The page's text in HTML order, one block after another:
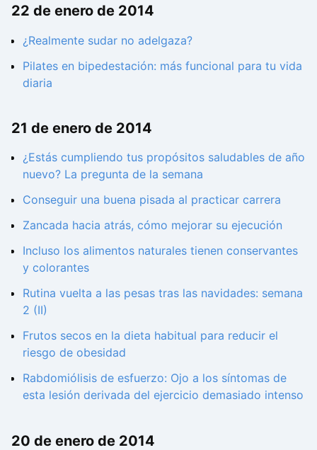
22 de enero de 2014
¿Realmente sudar no adelgaza?
Pilates en bipedestación: más funcional para tu vida
diaria
21 de enero de 2014
¿Estás cumpliendo tus propósitos saludables de año
nuevo? La pregunta de la semana
Conseguir una buena pisada al practicar carrera
Zancada hacia atrás, cómo mejorar su ejecución
Incluso los alimentos naturales tienen conservantes
y colorantes
Rutina vuelta a las pesas tras las navidades: semana
2 (II)
Frutos secos en la dieta habitual para reducir el
riesgo de obesidad
Rabdomiólisis de esfuerzo: Ojo a los síntomas de
esta lesión derivada del ejercicio demasiado intenso
20 de enero de 2014